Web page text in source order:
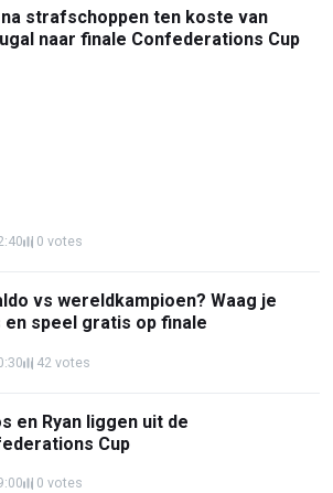
na strafschoppen ten koste van
naar finale Confederations Cup
0 votes
vs wereldkampioen? Waag je
en speel gratis op finale
42 votes
en Ryan liggen uit de
Cup
0 votes